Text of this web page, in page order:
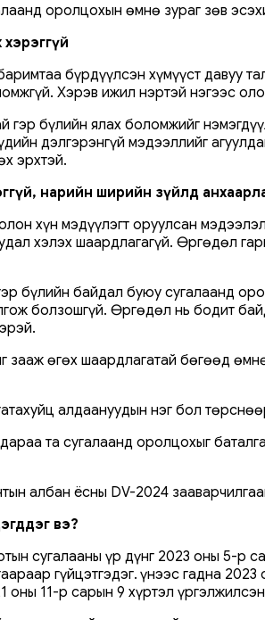
оролцохын өмнө зураг зөв
бүрдүүлсэн хүмүүст давуу
Хэрэв ижил нэртэй нэгээс
гэр бүлийн ялах боломжийг
дэлгэрэнгүй мэдээллийг
эрхтэй.
нарийн ширийн зүйлд
хүн мэдүүлэгт оруулсан
хэлэх шаардлагагүй. Өргөдөл
бүлийн байдал буюу сугалаанд
болзошгүй. Өргөдөл нь бодит
зааж өгөх шаардлагатай бөгөөд
алдаануудын нэг бол
та сугалаанд оролцохыг
албан ёсны DV-2024
вэ?
сугалааны үр дүнг 2023 оны 5-р
гүйцэтгэдэг. Үүнээс гадна
оны 11-р сарын 9 хүртэл